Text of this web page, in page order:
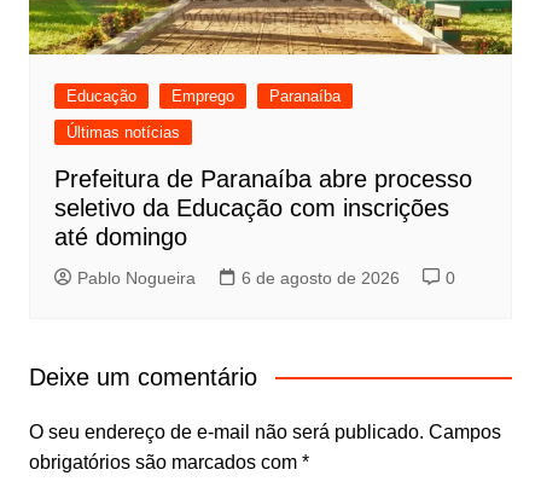
Educação Emprego
Paranaíba
Últimas notícias
Prefeitura de Paranaíba abre processo
seletivo da Educação com inscrições
até domingo
Pablo Nogueira 6 de agosto de 2026 0
Deixe um comentário
O seu endereço de e-mail não será publicado. Campos
obrigatórios são marcados com *